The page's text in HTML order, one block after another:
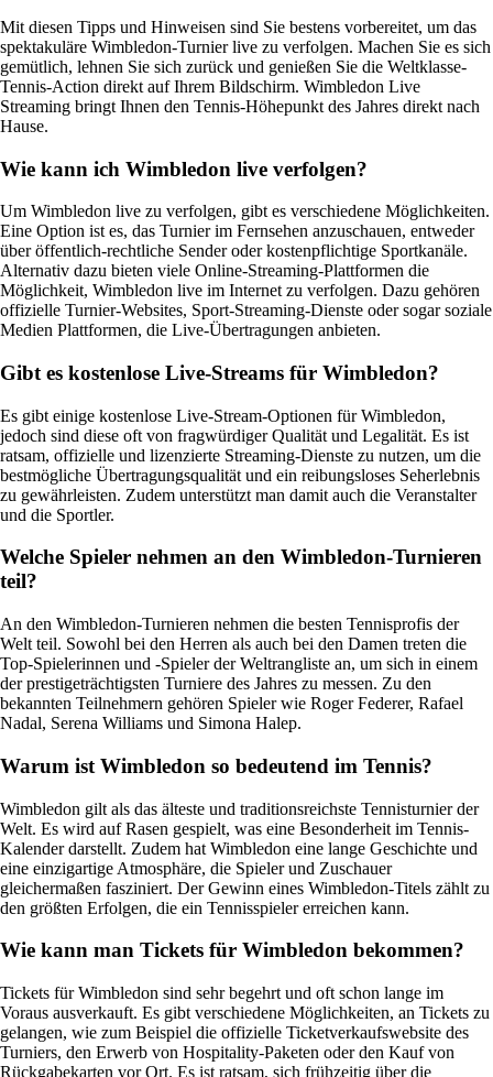
Mit diesen Tipps und Hinweisen sind Sie bestens vorbereitet, um das
spektakuläre Wimbledon-Turnier live zu verfolgen. Machen Sie es sich
gemütlich, lehnen Sie sich zurück und genießen Sie die Weltklasse-
Tennis-Action direkt auf Ihrem Bildschirm. Wimbledon Live
Streaming bringt Ihnen den Tennis-Höhepunkt des Jahres direkt nach
Hause.
Wie kann ich Wimbledon live verfolgen?
Um Wimbledon live zu verfolgen, gibt es verschiedene Möglichkeiten.
Eine Option ist es, das Turnier im Fernsehen anzuschauen, entweder
über öffentlich-rechtliche Sender oder kostenpflichtige Sportkanäle.
Alternativ dazu bieten viele Online-Streaming-Plattformen die
Möglichkeit, Wimbledon live im Internet zu verfolgen. Dazu gehören
offizielle Turnier-Websites, Sport-Streaming-Dienste oder sogar soziale
Medien Plattformen, die Live-Übertragungen anbieten.
Gibt es kostenlose Live-Streams für Wimbledon?
Es gibt einige kostenlose Live-Stream-Optionen für Wimbledon,
jedoch sind diese oft von fragwürdiger Qualität und Legalität. Es ist
ratsam, offizielle und lizenzierte Streaming-Dienste zu nutzen, um die
bestmögliche Übertragungsqualität und ein reibungsloses Seherlebnis
zu gewährleisten. Zudem unterstützt man damit auch die Veranstalter
und die Sportler.
Welche Spieler nehmen an den Wimbledon-Turnieren
teil?
An den Wimbledon-Turnieren nehmen die besten Tennisprofis der
Welt teil. Sowohl bei den Herren als auch bei den Damen treten die
Top-Spielerinnen und -Spieler der Weltrangliste an, um sich in einem
der prestigeträchtigsten Turniere des Jahres zu messen. Zu den
bekannten Teilnehmern gehören Spieler wie Roger Federer, Rafael
Nadal, Serena Williams und Simona Halep.
Warum ist Wimbledon so bedeutend im Tennis?
Wimbledon gilt als das älteste und traditionsreichste Tennisturnier der
Welt. Es wird auf Rasen gespielt, was eine Besonderheit im Tennis-
Kalender darstellt. Zudem hat Wimbledon eine lange Geschichte und
eine einzigartige Atmosphäre, die Spieler und Zuschauer
gleichermaßen fasziniert. Der Gewinn eines Wimbledon-Titels zählt zu
den größten Erfolgen, die ein Tennisspieler erreichen kann.
Wie kann man Tickets für Wimbledon bekommen?
Tickets für Wimbledon sind sehr begehrt und oft schon lange im
Voraus ausverkauft. Es gibt verschiedene Möglichkeiten, an Tickets zu
gelangen, wie zum Beispiel die offizielle Ticketverkaufswebsite des
Turniers, den Erwerb von Hospitality-Paketen oder den Kauf von
Rückgabekarten vor Ort. Es ist ratsam, sich frühzeitig über die